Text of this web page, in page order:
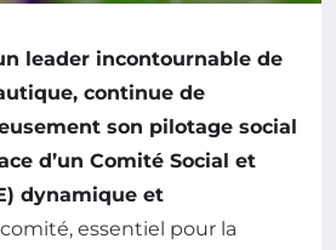
leader incontournable de
continue de
son pilotage social
d’un Comité Social et
dynamique et
essentiel pour la